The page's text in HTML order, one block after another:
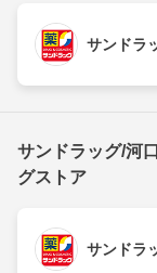
サンドラ
サンドラッグ/河
グストア
サンドラ